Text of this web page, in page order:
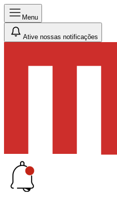
Menu
Ative nossas notificações